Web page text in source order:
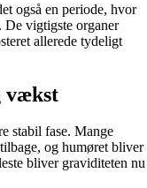
også en periode, hvor
vigtigste organer
allerede tydeligt
vækst
stabil fase. Mange
og humøret bliver
bliver graviditeten nu